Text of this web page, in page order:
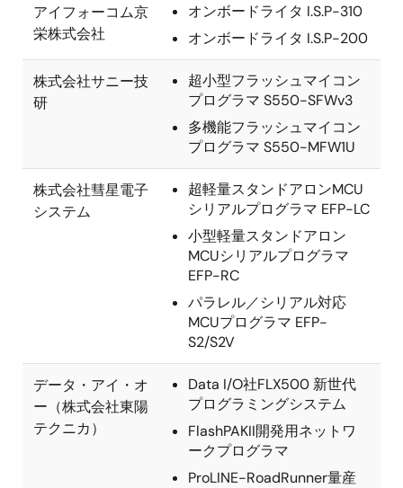
アイフォーコム京
栄株式会社
オンボードライタ I.S.P-310
オンボードライタ I.S.P-200
株式会社サニー技
研
超小型フラッシュマイコン
プログラマ S550-SFWv3
多機能フラッシュマイコン
プログラマ S550-MFW1U
株式会社彗星電子
システム
超軽量スタンドアロンMCU
シリアルプログラマ EFP-LC
小型軽量スタンドアロン
MCUシリアルプログラマ
EFP-RC
パラレル／シリアル対応
MCUプログラマ EFP-
S2/S2V
データ・アイ・オ
ー（株式会社東陽
テクニカ）
Data I/O社FLX500 新世代
プログラミングシステム
FlashPAKII開発用ネットワ
ークプログラマ
ProLINE-RoadRunner量産